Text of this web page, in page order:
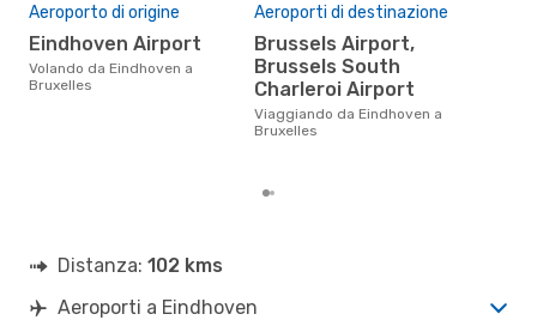
Aeroporto di origine
Eindhoven Airport
Volando da Eindhoven a
Bruxelles
Aeroporti di destinazione
Brussels Airport,
Brussels South
Charleroi Airport
Viaggiando da Eindhoven a
Bruxelles
Distanza: 102 kms
Aeroporti a Eindhoven